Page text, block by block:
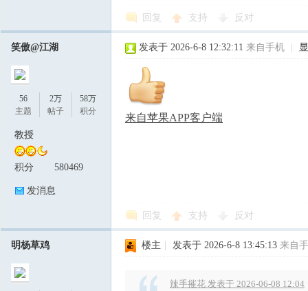
回复 支持 反对
笑傲@江湖
56
主题
2万
帖子
58万
积分
教授
积分 580469
发消息
发表于 2026-6-8 12:32:11 来自手机
来自苹果APP客户端
回复 支持 反对
明杨草鸡 楼主 发表于 2026-6-8 13:45:13 来自
辣手摧花 发表于 2026-06-08 12:04